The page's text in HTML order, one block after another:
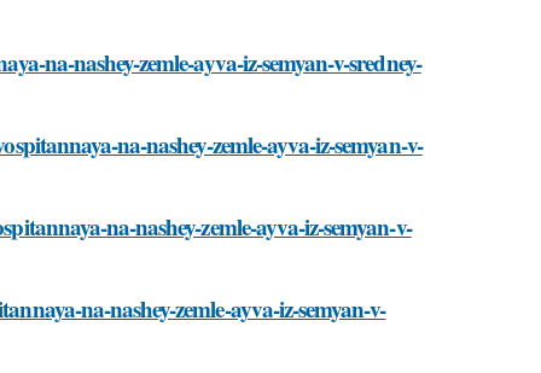
na-nashey-zemle-ayva-iz-semyan-v-sredney-
na-nashey-zemle-ayva-iz-semyan-v-
na-nashey-zemle-ayva-iz-semyan-v-
na-nashey-zemle-ayva-iz-semyan-v-